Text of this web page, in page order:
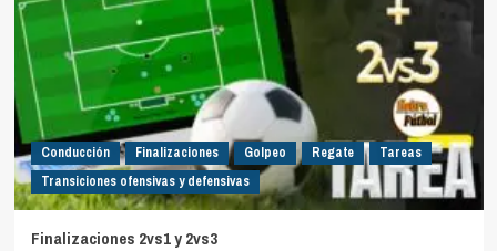
Conducción Finalizaciones Golpeo Regate
Tareas
Transiciones ofensivas y defensivas
Finalizaciones 2vs1 y 2vs3